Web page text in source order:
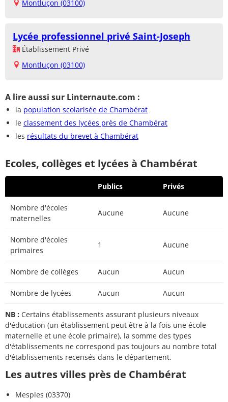
Montluçon (03100)
Lycée professionnel privé Saint-Joseph
Établissement Privé
Montluçon (03100)
A lire aussi sur Linternaute.com :
la population scolarisée de Chambérat
le classement des lycées près de Chambérat
les résultats du brevet à Chambérat
Ecoles, collèges et lycées à Chambérat
Publics Privés
Nombre d'écoles
maternelles
Aucune Aucune
Nombre d'écoles
primaires
1 Aucune
Nombre de collèges Aucun Aucun
Nombre de lycées Aucun Aucun
NB : Certains établissements assurant plusieurs niveaux
d'éducation (un établissement peut être à la fois une école
maternelle et une école primaire), la somme des types
d'établissements ne correspond pas toujours au nombre total
d'établissements recensés dans le département.
Les autres villes près de Chambérat
Mesples (03370)